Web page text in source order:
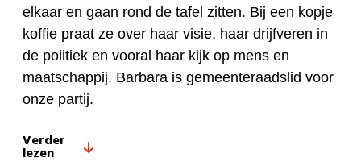
elkaar en gaan rond de tafel zitten. Bij een kopje
koffie praat ze over haar visie, haar drijfveren in
de politiek en vooral haar kijk op mens en
maatschappij. Barbara is gemeenteraadslid voor
onze partij.
Verder
lezen